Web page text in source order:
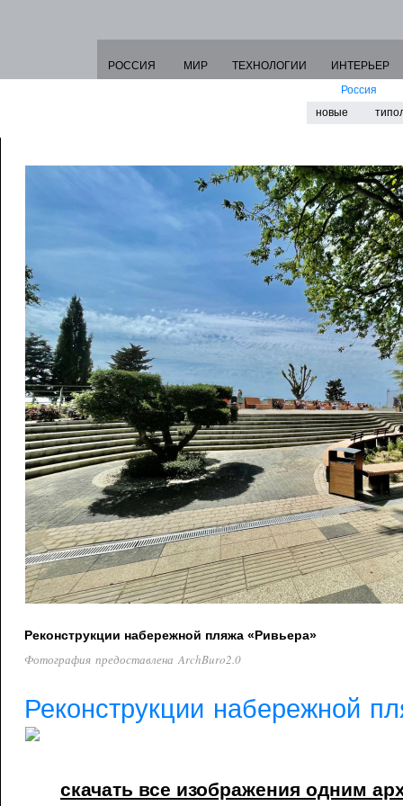
РОССИЯ МИР ТЕХНОЛОГИИ
ИНТЕРЬЕР
Россия
новые
Реконструкции набережной пляжа «Ривьера»
Фотография предоставлена ArchBuro2.0
Реконструкции набережной
скачать все изображения одним